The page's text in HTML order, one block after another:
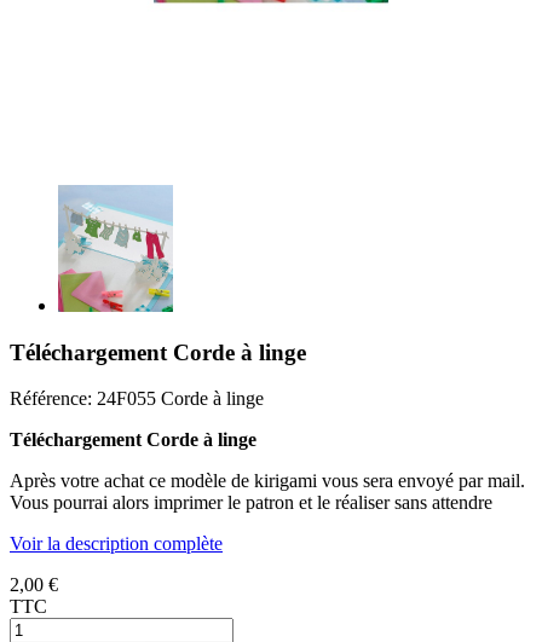
Téléchargement Corde à linge
Référence: 24F055 Corde à linge
Téléchargement Corde à linge
Après votre achat ce modèle de kirigami vous sera envoyé par mail.
Vous pourrai alors imprimer le patron et le réaliser sans attendre
Voir la description complète
2,00 €
TTC